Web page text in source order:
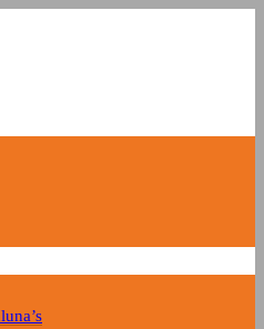
Whippets
kleiner
Whippets